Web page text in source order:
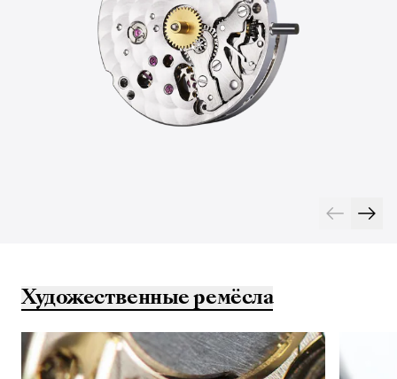
Художественные ремёсла